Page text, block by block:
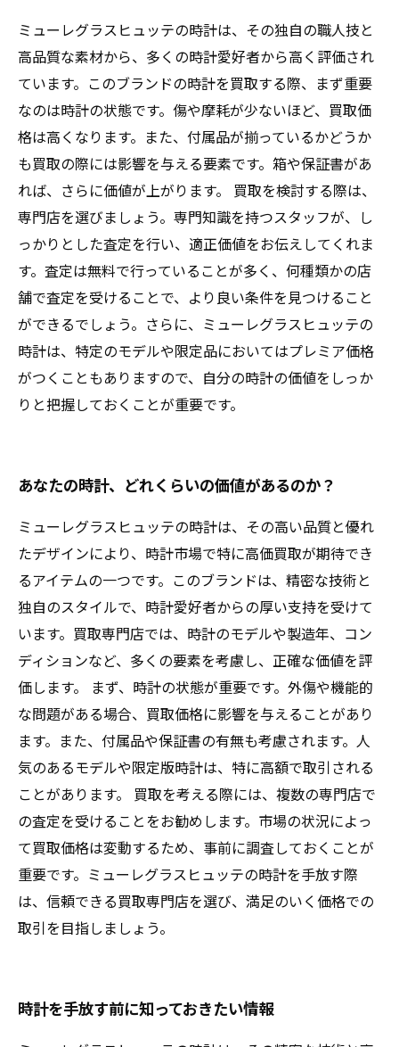
ミューレグラスヒュッテの時計は、その独自の職人技と
高品質な素材から、多くの時計愛好者から高く評価され
ています。このブランドの時計を買取する際、まず重要
なのは時計の状態です。傷や摩耗が少ないほど、買取価
格は高くなります。また、付属品が揃っているかどうか
も買取の際には影響を与える要素です。箱や保証書があ
れば、さらに価値が上がります。 買取を検討する際は、
専門店を選びましょう。専門知識を持つスタッフが、し
っかりとした査定を行い、適正価値をお伝えしてくれま
す。査定は無料で行っていることが多く、何種類かの店
舗で査定を受けることで、より良い条件を見つけること
ができるでしょう。さらに、ミューレグラスヒュッテの
時計は、特定のモデルや限定品においてはプレミア価格
がつくこともありますので、自分の時計の価値をしっか
りと把握しておくことが重要です。
あなたの時計、どれくらいの価値があるのか？
ミューレグラスヒュッテの時計は、その高い品質と優れ
たデザインにより、時計市場で特に高価買取が期待でき
るアイテムの一つです。このブランドは、精密な技術と
独自のスタイルで、時計愛好者からの厚い支持を受けて
います。買取専門店では、時計のモデルや製造年、コン
ディションなど、多くの要素を考慮し、正確な価値を評
価します。 まず、時計の状態が重要です。外傷や機能的
な問題がある場合、買取価格に影響を与えることがあり
ます。また、付属品や保証書の有無も考慮されます。人
気のあるモデルや限定版時計は、特に高額で取引される
ことがあります。 買取を考える際には、複数の専門店で
の査定を受けることをお勧めします。市場の状況によっ
て買取価格は変動するため、事前に調査しておくことが
重要です。ミューレグラスヒュッテの時計を手放す際
は、信頼できる買取専門店を選び、満足のいく価格での
取引を目指しましょう。
時計を手放す前に知っておきたい情報